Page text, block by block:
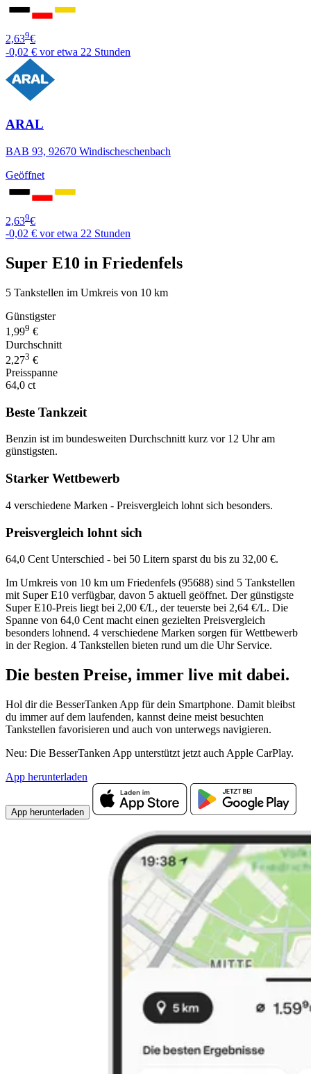
2,639€
-0,02 € vor etwa 22 Stunden
ARAL
BAB 93, 92670 Windischeschenbach
Geöffnet
2,639€
-0,02 € vor etwa 22 Stunden
Super E10 in Friedenfels
5 Tankstellen im Umkreis von 10 km
Günstigster
1,999 €
Durchschnitt
2,273 €
Preisspanne
64,0 ct
Beste Tankzeit
Benzin ist im bundesweiten Durchschnitt kurz vor 12 Uhr am
günstigsten.
Starker Wettbewerb
4 verschiedene Marken - Preisvergleich lohnt sich besonders.
Preisvergleich lohnt sich
64,0 Cent Unterschied - bei 50 Litern sparst du bis zu 32,00 €.
Im Umkreis von 10 km um Friedenfels (95688) sind 5 Tankstellen
mit Super E10 verfügbar, davon 5 aktuell geöffnet. Der günstigste
Super E10-Preis liegt bei 2,00 €/L, der teuerste bei 2,64 €/L. Die
Spanne von 64,0 Cent macht einen gezielten Preisvergleich
besonders lohnend. 4 verschiedene Marken sorgen für Wettbewerb
in der Region. 4 Tankstellen bieten rund um die Uhr Service.
Die besten Preise, immer live mit dabei.
Hol dir die BesserTanken App für dein Smartphone. Damit bleibst
du immer auf dem laufenden, kannst deine meist besuchten
Tankstellen favorisieren und auch von unterwegs navigieren.
Neu: Die BesserTanken App unterstützt jetzt auch Apple CarPlay.
App herunterladen
App herunterladen